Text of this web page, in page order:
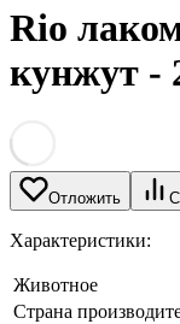
Rio
кунжут -
Отложить
Характеристики:
Животное
Страна